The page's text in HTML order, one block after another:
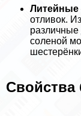
Литейные
отливок.
соленой
Свойства